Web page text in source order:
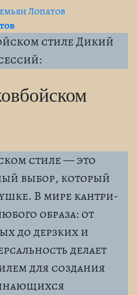
стиле Дикий
стиле — это
выбор, который
В мире кантри-
образа: от
до дерзких и
делает
для создания